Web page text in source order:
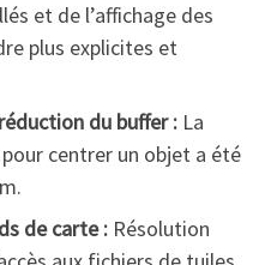
et de l’affichage des
plus explicites et
du buffer : La
centrer un objet a été
de carte : Résolution